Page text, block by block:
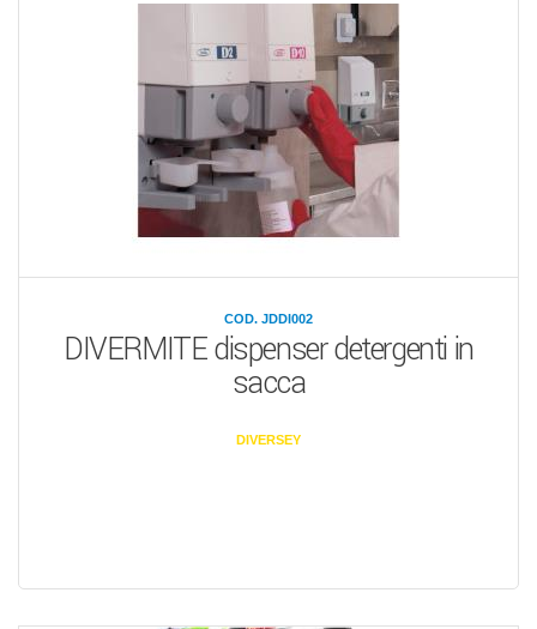
COD. JDDI002
DIVERMITE dispenser detergenti in
sacca
DIVERSEY